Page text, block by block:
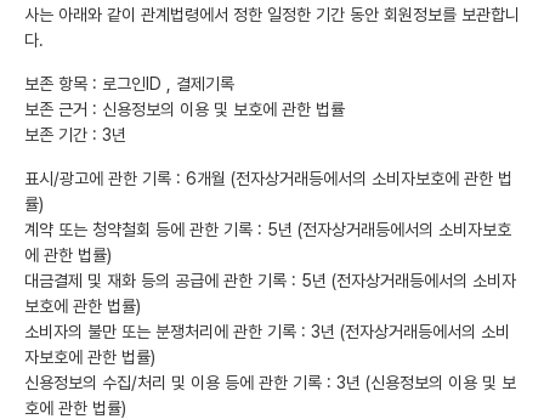
사는 아래와 같이 관계법령에서 정한 일정한 기간 동안 회원정보를 보관합니
다.
보존 항목 : 로그인ID , 결제기록
보존 근거 : 신용정보의 이용 및 보호에 관한 법률
보존 기간 : 3년
표시/광고에 관한 기록 : 6개월 (전자상거래등에서의 소비자보호에 관한 법
률)
계약 또는 청약철회 등에 관한 기록 : 5년 (전자상거래등에서의 소비자보호
에 관한 법률)
대금결제 및 재화 등의 공급에 관한 기록 : 5년 (전자상거래등에서의 소비자
보호에 관한 법률)
소비자의 불만 또는 분쟁처리에 관한 기록 : 3년 (전자상거래등에서의 소비
자보호에 관한 법률)
신용정보의 수집/처리 및 이용 등에 관한 기록 : 3년 (신용정보의 이용 및 보
호에 관한 법률)